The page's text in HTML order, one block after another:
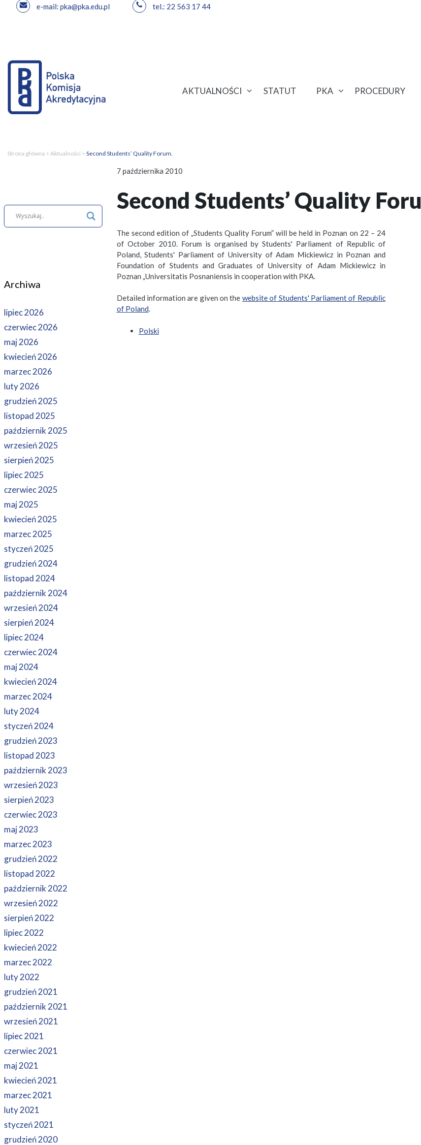
e-mail: pka@pka.edu.pl tel.: 22 563 17 44
AKTUALNOŚCI STATUT PKA PROCEDURY
Strona główna > Aktualności > Second Students’ Quality Forum.
7 października 2010
Second Students’ Quality
The second edition of „Students Quality Forum” will be held in Poznan on 22 – 24
of October 2010. Forum is organised by Students' Parliament of Republic of
Poland, Students' Parliament of University of Adam Mickiewicz in Poznan and
Foundation of Students and Graduates of University of Adam Mickiewicz in
Poznan „Universitatis Posnaniensis in cooperation with PKA.
Detailed information are given on the website of Students' Parliament of Republic
of Poland.
Polski
Archiwa
lipiec 2026
czerwiec 2026
maj 2026
kwiecień 2026
marzec 2026
luty 2026
grudzień 2025
listopad 2025
październik 2025
wrzesień 2025
sierpień 2025
lipiec 2025
czerwiec 2025
maj 2025
kwiecień 2025
marzec 2025
styczeń 2025
grudzień 2024
listopad 2024
październik 2024
wrzesień 2024
sierpień 2024
lipiec 2024
czerwiec 2024
maj 2024
kwiecień 2024
marzec 2024
luty 2024
styczeń 2024
grudzień 2023
listopad 2023
październik 2023
wrzesień 2023
sierpień 2023
czerwiec 2023
maj 2023
marzec 2023
grudzień 2022
listopad 2022
październik 2022
wrzesień 2022
sierpień 2022
lipiec 2022
kwiecień 2022
marzec 2022
luty 2022
grudzień 2021
październik 2021
wrzesień 2021
lipiec 2021
czerwiec 2021
maj 2021
kwiecień 2021
marzec 2021
luty 2021
styczeń 2021
grudzień 2020